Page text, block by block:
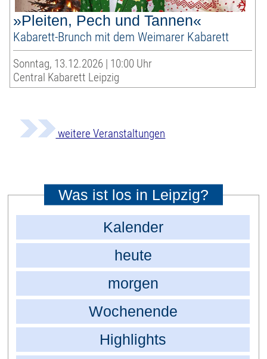
»Pleiten, Pech und Tannen«
Kabarett-Brunch mit dem Weimarer Kabarett
Sonntag, 13.12.2026 | 10:00 Uhr
Central Kabarett Leipzig
weitere Veranstaltungen
Was ist los in Leipzig?
Kalender
heute
morgen
Wochenende
Highlights